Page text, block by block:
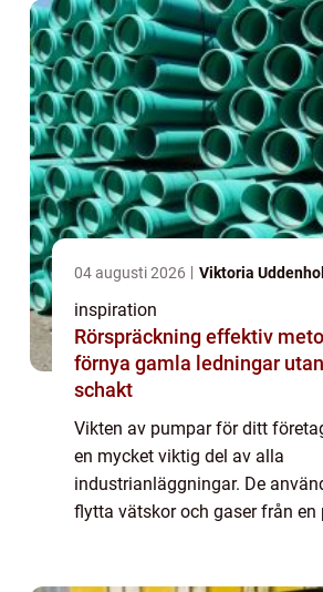
04 augusti 2026 Viktoria
inspiration
Rörspräckning effektiv metod för att
förnya gamla ledningar
schakt
Vikten av pumpar för ditt
en mycket viktig del av alla
industrianläggningar. De
flytta vätskor och gaser från en